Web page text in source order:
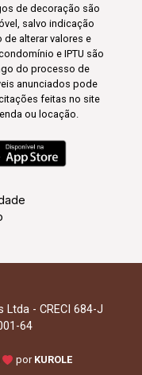
de decoração são
salvo indicação
alterar valores e
e IPTU são
do processo de
anunciados pode
feitas no site
ou locação.
- CRECI 684-J
64
por KUROLE